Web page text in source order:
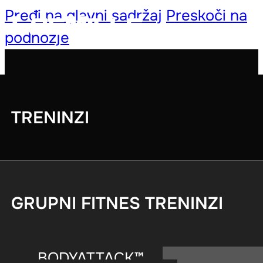
Pređi na glavni sadržaj Preskoči na
podnožje
TRENINZI
GRUPNI FITNES TRENINZI
BODYATTACK™